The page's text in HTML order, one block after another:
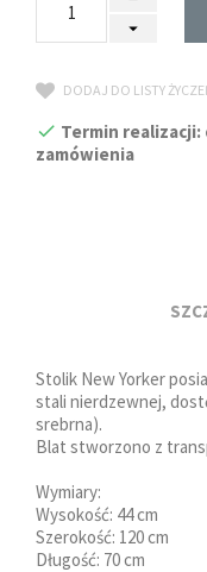
DODAJ DO LISTY
Termin
zamówienia
Stolik New Yorker
stali nierdzewnej,
srebrna).
Blat stworzono z
Wymiary:
Wysokość: 44 cm
Szerokość: 120 cm
Długość: 70 cm